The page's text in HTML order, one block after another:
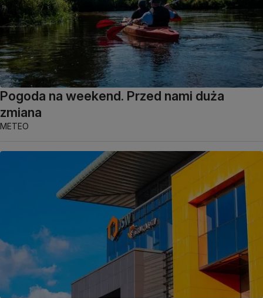
Pogoda na weekend. Przed nami duża
zmiana
METEO